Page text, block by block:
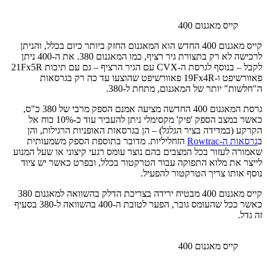
קייס מאגנום 400
קייס מאגנום 400 החדש הוא המאגנום החזק ביותר כיום בכלל, והניתן
לרכישה לא רק בתצורת גיר רציף, כמו המאגנום 380. את ה-400 ניתן
לקבל – בנוסף לגרסת ה-CVX עם הגיר הרציף – גם עם תיבות 21Fx5R
פאוורשיפט ו-19Fx4R פאוורשיפט שהוצעו עד כה רק בגרסאות
ה"חלשות" יותר של המאגנום, מתחת ל-380.
גרסת המאגנום 400 החדשה מציעה אמנם הספק מרבי של 380 כ"ס,
כאשר במצב הספק 'פיק' מקסימלי ניתן להעביר עוד כ-10% כוח אל
הקרקע (במדידה בציר הגלגל) – הן בגרסאות האופניות הרגילות, והן
בגרסאות ה-Rowtrac
הזחליליות. מדובר בתוספת הספק משמעותית
שאמורה לעזור בכל המצבים בהם נוצר עומס רגעי קיצוני או שעל המנוע
לייצר את מלוא התפוקה עבור הטרקטור בכלל, ובפרט כאשר יש ציוד
נוסף אותו צריך הטרקטור להפעיל.
קייס מאגנום 400 מבטיח ירידה בצריכת הדלק בהשוואה למאגנום 380
כאשר ככל שהעומס גובר, הפער לטובת ה-400 בהשוואה ל-380 בסעיף
זה גדל.
קייס מאגנום 400